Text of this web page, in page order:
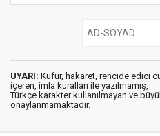
UYARI: Küfür, hakaret, rencide edici
içeren, imla kuralları ile yazılmamış,
Türkçe karakter kullanılmayan ve
onaylanmamaktadır.